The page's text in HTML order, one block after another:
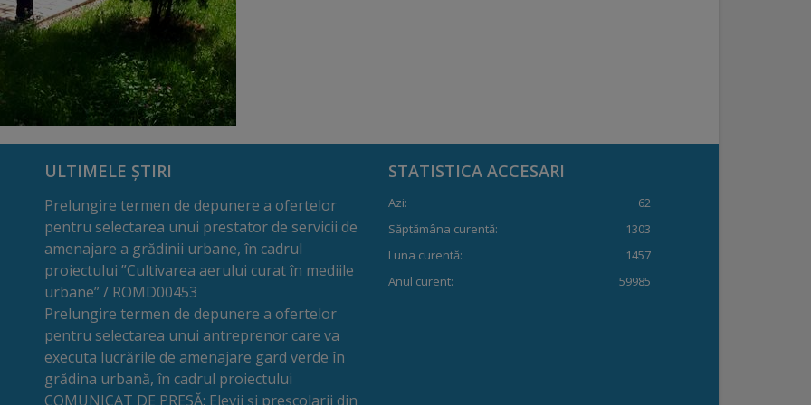
ULTIMELE ȘTIRI
Prelungire termen de depunere a ofertelor
pentru selectarea unui prestator de servicii de
amenajare a grădinii urbane, în cadrul
proiectului ”Cultivarea aerului curat în mediile
urbane” / ROMD00453
Prelungire termen de depunere a ofertelor
pentru selectarea unui antreprenor care va
executa lucrările de amenajare gard verde în
grădina urbană, în cadrul proiectului
COMUNICAT DE PRESĂ: Elevii și preșcolarii din
STATISTICA ACCESARI
Azi:
62
Săptămâna curentă:
1303
Luna curentă:
1457
Anul curent:
59985